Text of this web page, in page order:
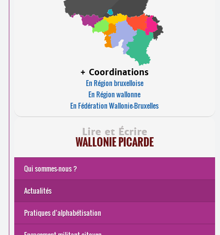
+ Coordinations
En Région bruxelloise
En Région wallonne
En Fédération Wallonie-Bruxelles
Lire et Écrire
WALLONIE PICARDE
Qui sommes-nous ?
Actualités
Pratiques d’alphabétisation